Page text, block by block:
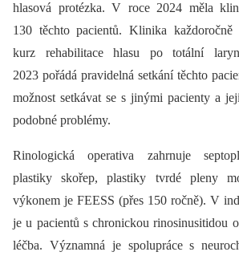
hlasová protézka. V roce 2024 měla
130 těchto pacientů. Klinika každoročně
kurz rehabilitace hlasu po totální
2023 pořádá pravidelná setkání těchto
možnost setkávat se s jinými pacienty a
podobné problémy.
Rinologická operativa zahrnuje
plastiky skořep, plastiky tvrdé pleny
výkonem je FEESS (přes 150 ročně). V
je u pacientů s chronickou rinosinusitidou
léčba. Významná je spolupráce s